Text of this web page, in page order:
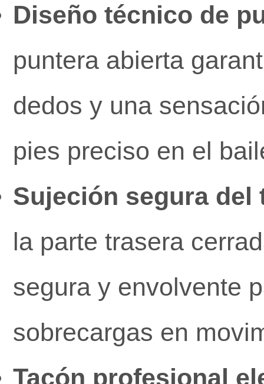
Diseño técnico de
puntera abierta
dedos y una
pies preciso en el
Sujeción segura del
la parte trasera
segura y envolvente
sobrecargas en
Tacón profesional